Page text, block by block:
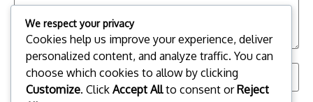
We respect your privacy
Cookies help us improve your experience, deliver
personalized content, and analyze traffic. You can
choose which cookies to allow by clicking
Customize. Click Accept Allto consent orReject